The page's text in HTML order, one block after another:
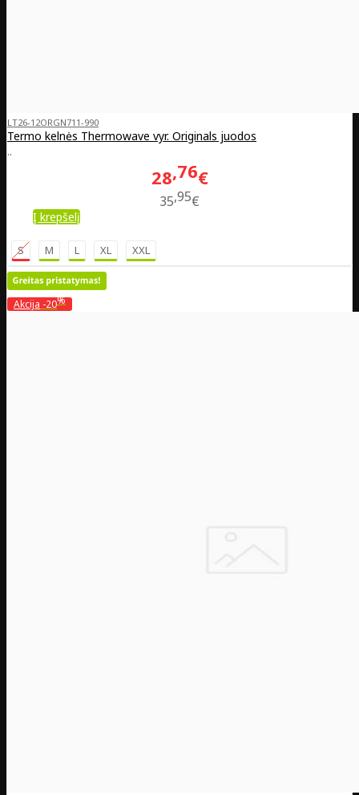
LT26-12ORGN711-990
Termo kelnės Thermowave vyr. Originals juodos
..
28 76€
35 95€
Į krepšelį
S M L XL XXL
Akcija -20%